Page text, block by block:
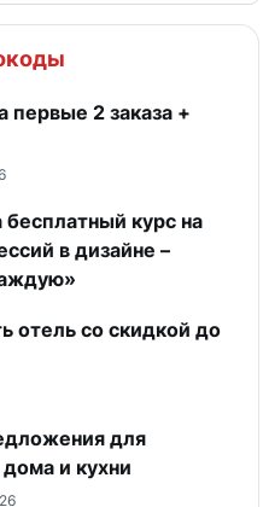
первые 2 заказа +
бесплатный курс на
в дизайне –
отель со скидкой до
для
и кухни